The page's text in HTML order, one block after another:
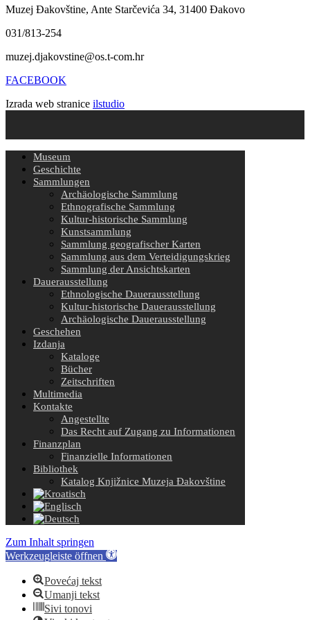
Muzej Đakovštine, Ante Starčevića 34, 31400 Đakovo
031/813-254
muzej.djakovstine@os.t-com.hr
FACEBOOK
Izrada web stranice ilstudio
Museum
Geschichte
Sammlungen
Archäologische Sammlung
Ethnografische Sammlung
Kultur-historische Sammlung
Kunstsammlung
Sammlung geografischer Karten
Sammlung aus dem Verteidigungskrieg
Sammlung der Ansichtskarten
Dauerausstellung
Ethnologische Dauerausstellung
Kultur-historische Dauerausstellung
Archäologische Dauerausstellung
Geschehen
Izdanja
Kataloge
Bücher
Zeitschriften
Multimedia
Kontakte
Angestellte
Das Recht auf Zugang zu Informationen
Finanzplan
Finanzielle Informationen
Bibliothek
Katalog Knjižnice Muzeja Đakovštine
Zum Inhalt springen
Werkzeugleiste öffnen
Povećaj tekst
Umanji tekst
Sivi tonovi